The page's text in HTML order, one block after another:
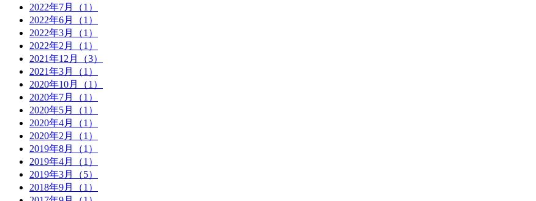
2022年7月（1）
2022年6月（1）
2022年3月（1）
2022年2月（1）
2021年12月（3）
2021年3月（1）
2020年10月（1）
2020年7月（1）
2020年5月（1）
2020年4月（1）
2020年2月（1）
2019年8月（1）
2019年4月（1）
2019年3月（5）
2018年9月（1）